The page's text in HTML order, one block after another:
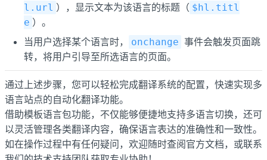
l.url ），显示文本为该语言的标题（ $hl.titl
e ）。
当用户选择某个语言时，
onchange 事件会触发页面跳
转，将用户引导至所选语言的页面。
通过上述步骤，您可以轻松完成翻译系统的配置，快速实现多
语言站点的自动化翻译功能。
借助模板语言包功能，不仅能够便捷地支持多语言切换，还可
以灵活管理各类翻译内容，确保语言表达的准确性和一致性。
如在操作过程中有任何疑问，欢迎随时查阅官方文档，或联系